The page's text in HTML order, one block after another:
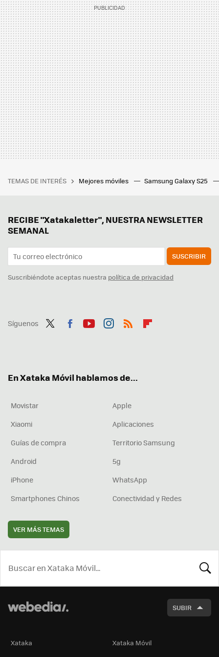
TEMAS DE INTERÉS Mejores móviles Samsung Galaxy S25
RECIBE "Xatakaletter", NUESTRA NEWSLETTER
SEMANAL
SUSCRIBIR
Suscribiéndote aceptas nuestra política de privacidad
Síguenos
En Xataka Móvil hablamos de...
Movistar
Apple
Xiaomi
Aplicaciones
Guías de compra
Territorio Samsung
Android
5g
iPhone
WhatsApp
Smartphones Chinos
Conectividad y Redes
VER MÁS TEMAS
SUBIR
Xataka
Xataka Móvil